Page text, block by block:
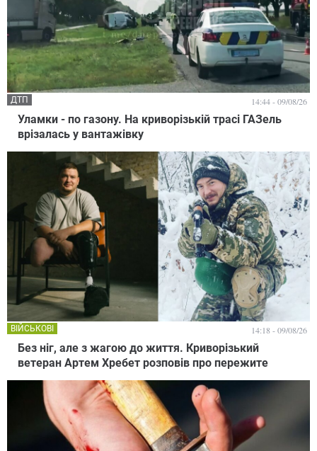
Уламки - по газону. На криворізькій трасі ГАЗель
врізалась у вантажівку
ДТП 14:44 - 09/08/26
Без ніг, але з жагою до життя. Криворізький
ветеран Артем Хребет розповів про пережите
ВІЙСЬКОВІ 14:18 - 09/08/26